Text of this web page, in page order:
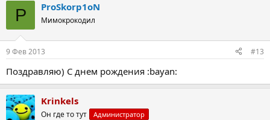
P ProSkorp1oN
Мимокрокодил
9 Фев 2013 #13
Поздравляю) С днем рождения :bayan:
Krinkels
Он где то тут Администратор